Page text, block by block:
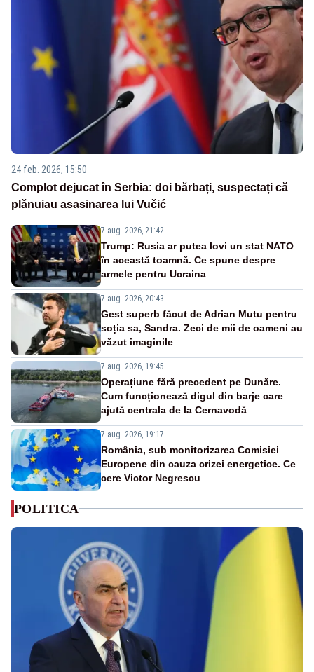
24 feb. 2026, 15:50
Complot dejucat în Serbia: doi bărbați, suspectați că
plănuiau asasinarea lui Vučić
7 aug. 2026, 21:42
Trump: Rusia ar putea lovi un stat NATO
în această toamnă. Ce spune despre
armele pentru Ucraina
7 aug. 2026, 20:43
Gest superb făcut de Adrian Mutu pentru
soția sa, Sandra. Zeci de mii de oameni au
văzut imaginile
7 aug. 2026, 19:45
Operațiune fără precedent pe Dunăre.
Cum funcționează digul din barje care
ajută centrala de la Cernavodă
7 aug. 2026, 19:17
România, sub monitorizarea Comisiei
Europene din cauza crizei energetice. Ce
cere Victor Negrescu
POLITICA